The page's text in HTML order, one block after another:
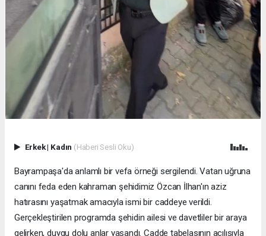
Erkek| Kadın (Haberi Sesli Oku)
Bayrampaşa'da anlamlı bir vefa örneği sergilendi. Vatan uğruna
canını feda eden kahraman şehidimiz Özcan İlhan'ın aziz
hatırasını yaşatmak amacıyla ismi bir caddeye verildi.
Gerçekleştirilen programda şehidin ailesi ve davetliler bir araya
gelirken, duygu dolu anlar yaşandı. Cadde tabelasının açılışıyla